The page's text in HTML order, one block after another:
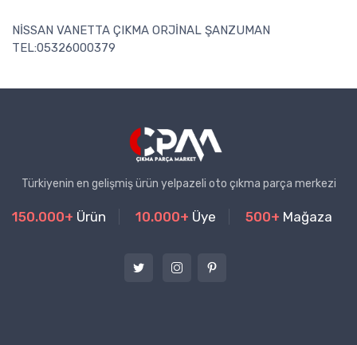
NİSSAN VANETTA ÇIKMA ORJİNAL ŞANZUMAN
TEL:05326000379
Türkiyenin en gelişmiş ürün yelpazeli oto çıkma parça merkezi
150.000+ Ürün 10.000+ Üye 500+ Mağaza